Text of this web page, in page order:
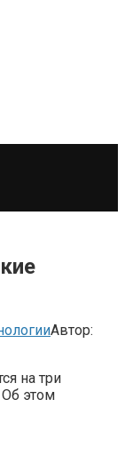
Автор:
на три
этом